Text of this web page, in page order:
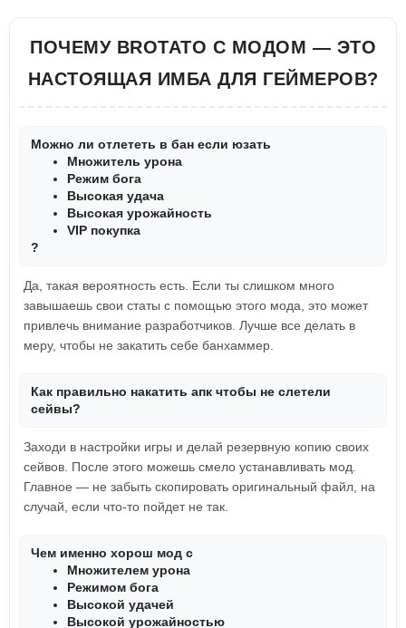
ПОЧЕМУ BROTATO С МОДОМ — ЭТО
НАСТОЯЩАЯ ИМБА ДЛЯ ГЕЙМЕРОВ?
Можно ли отлететь в бан если юзать
Множитель урона
Режим бога
Высокая удача
Высокая урожайность
VIP покупка
?
Да, такая вероятность есть. Если ты слишком много
завышаешь свои статы с помощью этого мода, это может
привлечь внимание разработчиков. Лучше все делать в
меру, чтобы не закатить себе банхаммер.
Как правильно накатить апк чтобы не слетели
сейвы?
Заходи в настройки игры и делай резервную копию своих
сейвов. После этого можешь смело устанавливать мод.
Главное — не забыть скопировать оригинальный файл, на
случай, если что-то пойдет не так.
Чем именно хорош мод с
Множителем урона
Режимом бога
Высокой удачей
Высокой урожайностью